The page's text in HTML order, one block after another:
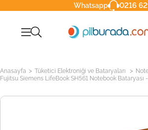
Whatsapp 0216 629
Anasayfa > Tüketici Elektroniği ve Bataryaları >
Fujitsu Siemens LifeBook SH561 Notebook Bataryası